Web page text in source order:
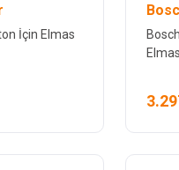
İçin Elmas